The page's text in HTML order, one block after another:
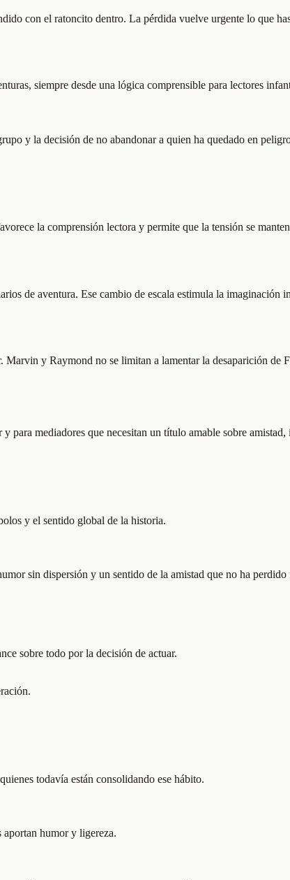
con el ratoncito dentro. La pérdida vuelve urgente lo que
siempre desde una lógica comprensible para lectores
y la decisión de no abandonar a quien ha quedado en
la comprensión lectora y permite que la tensión se
de aventura. Ese cambio de escala estimula la imaginación
y Raymond no se limitan a lamentar la desaparición de
para mediadores que necesitan un título amable sobre
y el sentido global de la historia.
sin dispersión y un sentido de la amistad que no ha
sobre todo por la decisión de actuar.
todavía están consolidando ese hábito.
aportan humor y ligereza.